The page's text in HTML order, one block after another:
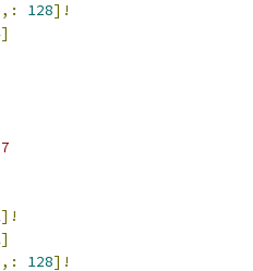
,: 128]!
]
]!
]
,: 128]!